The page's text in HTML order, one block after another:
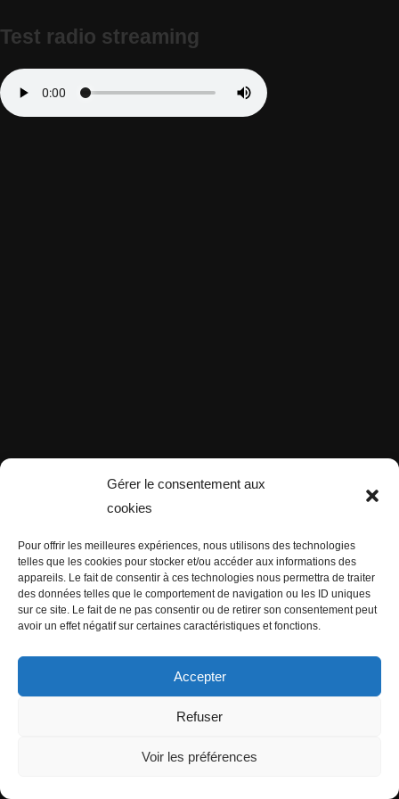
Gérer le consentement aux
cookies
Pour offrir les meilleures expériences, nous utilisons des technologies
telles que les cookies pour stocker et/ou accéder aux informations des
appareils. Le fait de consentir à ces technologies nous permettra de traiter
des données telles que le comportement de navigation ou les ID uniques
sur ce site. Le fait de ne pas consentir ou de retirer son consentement peut
avoir un effet négatif sur certaines caractéristiques et fonctions.
Accepter
Refuser
Voir les préférences
Test radio streaming